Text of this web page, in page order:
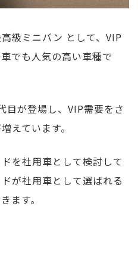
級ミニバン として、VIP
でも人気の高い車種で
目が登場し、VIP需要をさ
えています。
を社用車として検討して
が社用車として選ばれる
ます。